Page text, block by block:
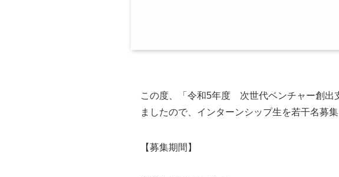
この度、「令和5年度 次世代ベンチャー創出
ましたので、インターンシップ生を若干名募
【募集期間】